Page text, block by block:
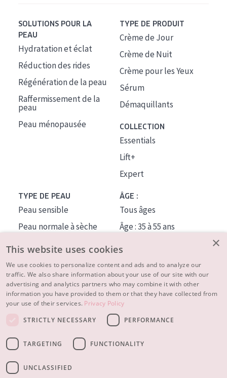
SOLUTIONS POUR LA
PEAU
Hydratation et éclat
Réduction des rides
Régénération de la peau
Raffermissement de la
peau
Peau ménopausée
TYPE DE PRODUIT
Crème de Jour
Crème de Nuit
Crème pour les Yeux
Sérum
Démaquillants
COLLECTION
Essentials
Lift+
Expert
TYPE DE PEAU
Peau sensible
Peau normale à sèche
Peau mixte ou grasse
Peau mature
Peau ménopausée
ÂGE :
Tous âges
Âge : 35 à 55 ans
À PROPOS
CONSEILS BEAUTÉ
×
This website uses cookies
We use cookies to personalize content and ads and to analyze our
traffic. We also share information about your use of our site with our
advertising and analytics partners who may combine it with other
information you have provided to them or that they have collected from
your use of their services. Privacy Policy
STRICTLY NECESSARY
PERFORMANCE
TARGETING FUNCTIONALITY
UNCLASSIFIED